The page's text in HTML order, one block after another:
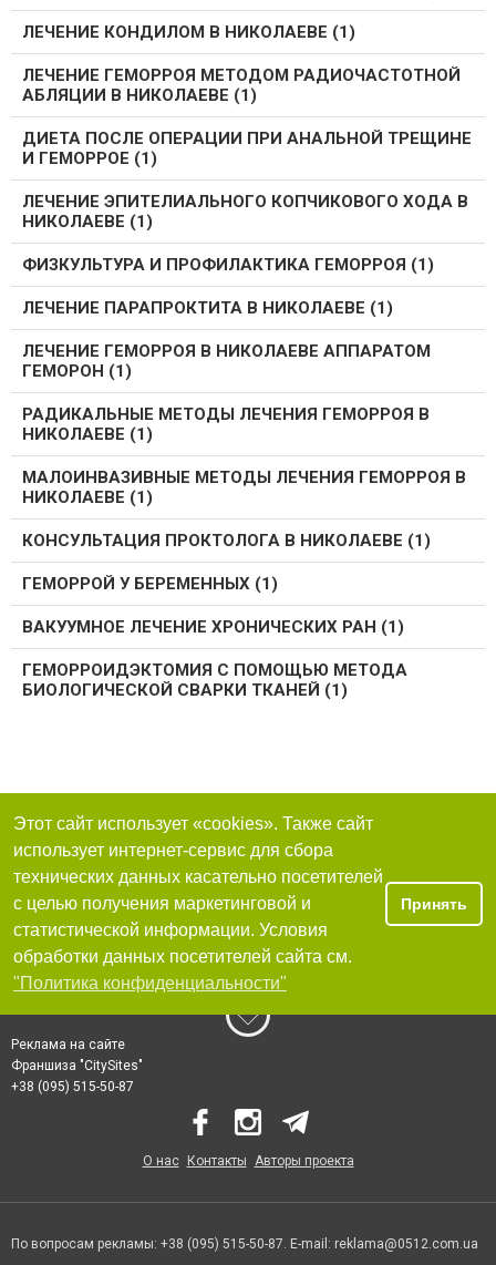
ЛЕЧЕНИЕ КОНДИЛОМ В НИКОЛАЕВЕ (1)
ЛЕЧЕНИЕ ГЕМОРРОЯ МЕТОДОМ РАДИОЧАСТОТНОЙ
АБЛЯЦИИ В НИКОЛАЕВЕ (1)
ДИЕТА ПОСЛЕ ОПЕРАЦИИ ПРИ АНАЛЬНОЙ ТРЕЩИНЕ
И ГЕМОРРОЕ (1)
ЛЕЧЕНИЕ ЭПИТЕЛИАЛЬНОГО КОПЧИКОВОГО ХОДА В
НИКОЛАЕВЕ (1)
ФИЗКУЛЬТУРА И ПРОФИЛАКТИКА ГЕМОРРОЯ (1)
ЛЕЧЕНИЕ ПАРАПРОКТИТА В НИКОЛАЕВЕ (1)
ЛЕЧЕНИЕ ГЕМОРРОЯ В НИКОЛАЕВЕ АППАРАТОМ
ГЕМОРОН (1)
РАДИКАЛЬНЫЕ МЕТОДЫ ЛЕЧЕНИЯ ГЕМОРРОЯ В
НИКОЛАЕВЕ (1)
МАЛОИНВАЗИВНЫЕ МЕТОДЫ ЛЕЧЕНИЯ ГЕМОРРОЯ В
НИКОЛАЕВЕ (1)
КОНСУЛЬТАЦИЯ ПРОКТОЛОГА В НИКОЛАЕВЕ (1)
ГЕМОРРОЙ У БЕРЕМЕННЫХ (1)
ВАКУУМНОЕ ЛЕЧЕНИЕ ХРОНИЧЕСКИХ РАН (1)
ГЕМОРРОИДЭКТОМИЯ С ПОМОЩЬЮ МЕТОДА
БИОЛОГИЧЕСКОЙ СВАРКИ ТКАНЕЙ (1)
Этот сайт использует «cookies». Также сайт
использует интернет-сервис для сбора
технических данных касательно посетителей
с целью получения маркетинговой и
статистической информации. Условия
обработки данных посетителей сайта см.
"Политика конфиденциальности"
Принять
Реклама на сайте
Франшиза "CitySites"
+38 (095) 515-50-87
О нас Контакты Авторы проекта
По вопросам рекламы: +38 (095) 515-50-87. E-mail: reklama@0512.com.ua